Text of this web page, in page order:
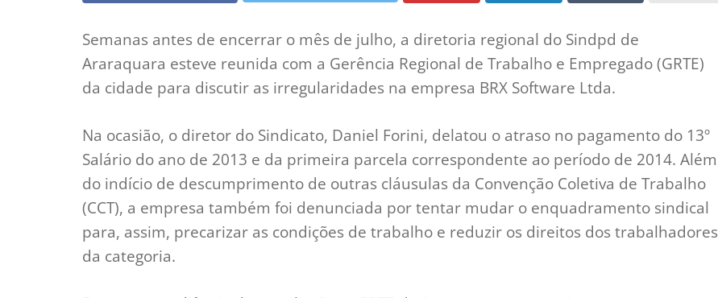
Semanas antes de encerrar o mês de julho, a diretoria regional do Sindpd de
Araraquara esteve reunida com a Gerência Regional de Trabalho e Empregado (GRTE)
da cidade para discutir as irregularidades na empresa BRX Software Ltda.
Na ocasião, o diretor do Sindicato, Daniel Forini, delatou o atraso no pagamento do 13º
Salário do ano de 2013 e da primeira parcela correspondente ao período de 2014. Além
do indício de descumprimento de outras cláusulas da Convenção Coletiva de Trabalho
(CCT), a empresa também foi denunciada por tentar mudar o enquadramento sindical
para, assim, precarizar as condições de trabalho e reduzir os direitos dos trabalhadores
da categoria.